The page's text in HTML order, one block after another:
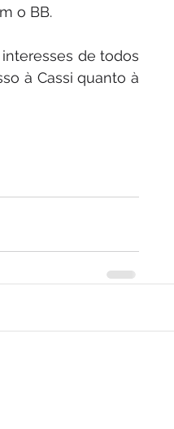
o BB.
de todos
à Cassi quanto à